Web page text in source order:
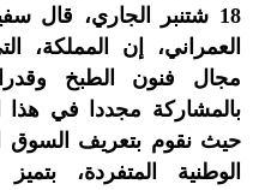
18 شتنبر الجاري،
العمراني، إن المملكة،
مجال فنون الطبخ
بالمشاركة مجددا في
حيث نقوم بتعريف السوق
الوطنية المتفردة،